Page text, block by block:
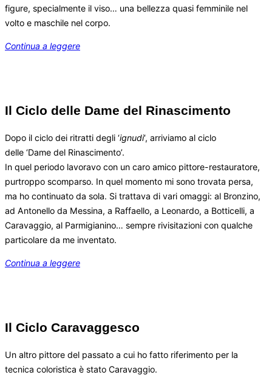
figure, specialmente il viso… una bellezza quasi femminile nel
volto e maschile nel corpo.
Continua a leggere
Il Ciclo delle Dame del Rinascimento
Dopo il ciclo dei ritratti degli ‘ignudi‘, arriviamo al ciclo
delle ‘Dame del Rinascimento’.
In quel periodo lavoravo con un caro amico pittore-restauratore,
purtroppo scomparso. In quel momento mi sono trovata persa,
ma ho continuato da sola. Si trattava di vari omaggi: al Bronzino,
ad Antonello da Messina, a Raffaello, a Leonardo, a Botticelli, a
Caravaggio, al Parmigianino… sempre rivisitazioni con qualche
particolare da me inventato.
Continua a leggere
Il Ciclo Caravaggesco
Un altro pittore del passato a cui ho fatto riferimento per la
tecnica coloristica è stato Caravaggio.